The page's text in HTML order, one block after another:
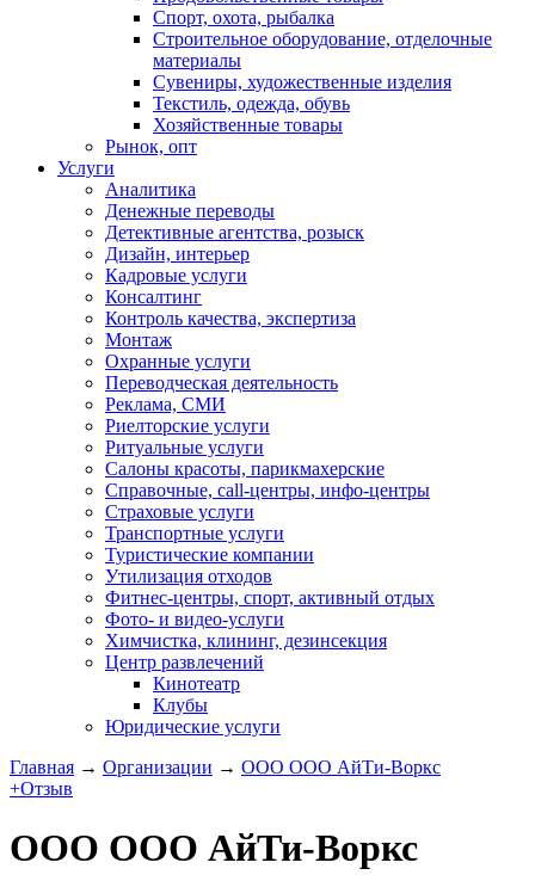
Спорт, охота, рыбалка
Строительное оборудование, отделочные
материалы
Сувениры, художественные изделия
Текстиль, одежда, обувь
Хозяйственные товары
Рынок, опт
Услуги
Аналитика
Денежные переводы
Детективные агентства, розыск
Дизайн, интерьер
Кадровые услуги
Консалтинг
Контроль качества, экспертиза
Монтаж
Охранные услуги
Переводческая деятельность
Реклама, СМИ
Риелторские услуги
Ритуальные услуги
Салоны красоты, парикмахерские
Справочные, call-центры, инфо-центры
Страховые услуги
Транспортные услуги
Туристические компании
Утилизация отходов
Фитнес-центры, спорт, активный отдых
Фото- и видео-услуги
Химчистка, клининг, дезинсекция
Центр развлечений
Кинотеатр
Клубы
Юридические услуги
Главная → Организации → ООО ОOO АйТи-Воркс
+Отзыв
ООО ОOO АйТи-Воркс